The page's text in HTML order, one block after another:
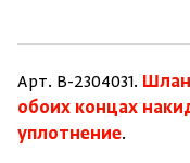
Арт. B-2304031.
обоих концах
уплотнение.